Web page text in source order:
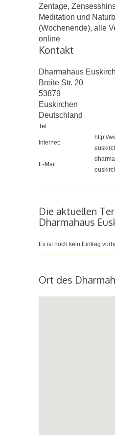
Zentage,
Meditation und
(Wochenende), alle
online
Kontakt
Dharmahaus
Breite Str. 20
53879
Euskirchen
Deutschland
Tel
Internet:
http://
E-Mail:
Die aktuellen
Dharmahaus
Es ist noch kein Eintrag
Ort des